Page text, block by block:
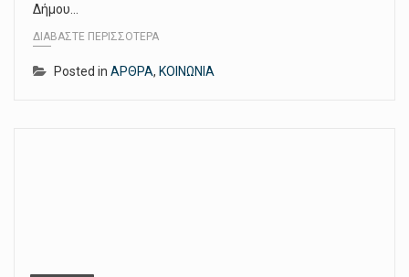
Δήμου…
ΔΙΑΒΆΣΤΕ ΠΕΡΙΣΣΌΤΕΡΑ
Posted in ΑΡΘΡΑ, ΚΟΙΝΩΝΙΑ